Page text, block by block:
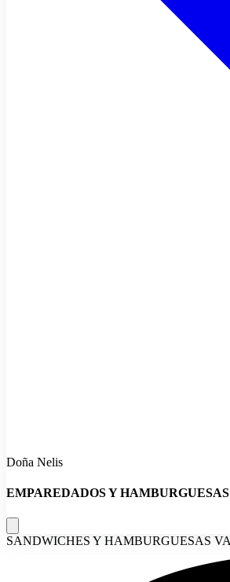
Doña Nelis
EMPAREDADOS Y HAMBURGUESAS
SANDWICHES Y HAMBURGUESAS